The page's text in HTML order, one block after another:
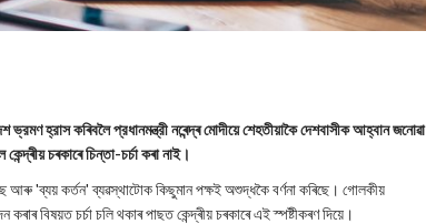
হ্রাস কৰিবলৈ প্রধানমন্ত্রী নৰেন্দ্ৰ মোদীয়ে শেহতীয়াকৈ দেশবাসীক আহ্বান জনোৱা
চৰকাৰে চিন্তা-চৰ্চা কৰা নাই।
আৰু 'ব্যয় কর্তন' ব্যৱস্থাটোক কিছুমান পক্ষই অশুদ্ধকৈ বৰ্ণনা কৰিছে। গোলকীয়
বিষয়ত চর্চা চলি থকাৰ পাছত কেন্দ্ৰীয় চৰকাৰে এই স্পষ্টীকৰণ দিয়ে।